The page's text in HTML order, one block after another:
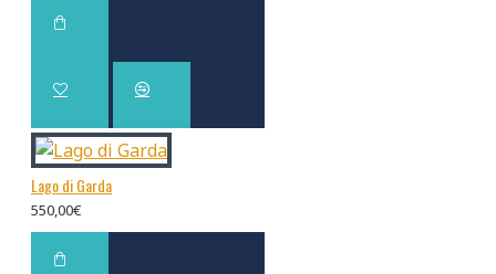
Lago di Garda
550,00€